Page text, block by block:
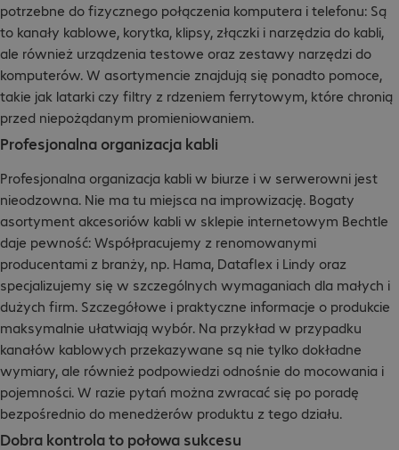
potrzebne do fizycznego połączenia komputera i telefonu: Są
to kanały kablowe, korytka, klipsy, złączki i narzędzia do kabli,
ale również urządzenia testowe oraz zestawy narzędzi do
komputerów. W asortymencie znajdują się ponadto pomoce,
takie jak latarki czy filtry z rdzeniem ferrytowym, które chronią
przed niepożądanym promieniowaniem.
Profesjonalna organizacja kabli
Profesjonalna organizacja kabli w biurze i w serwerowni jest
nieodzowna. Nie ma tu miejsca na improwizację. Bogaty
asortyment akcesoriów kabli w sklepie internetowym Bechtle
daje pewność: Współpracujemy z renomowanymi
producentami z branży, np. Hama, Dataflex i Lindy oraz
specjalizujemy się w szczególnych wymaganiach dla małych i
dużych firm. Szczegółowe i praktyczne informacje o produkcie
maksymalnie ułatwiają wybór. Na przykład w przypadku
kanałów kablowych przekazywane są nie tylko dokładne
wymiary, ale również podpowiedzi odnośnie do mocowania i
pojemności. W razie pytań można zwracać się po poradę
bezpośrednio do menedżerów produktu z tego działu.
Dobra kontrola to połowa sukcesu